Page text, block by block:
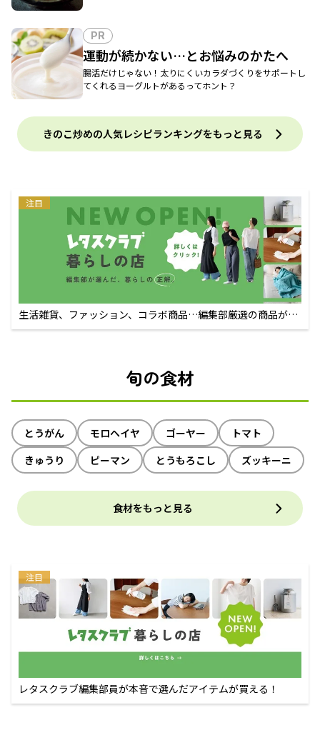
PR
運動が続かない…とお悩みのかたへ
腸活だけじゃない！太りにくいカラダづくりをサポートし
てくれるヨーグルトがあるってホント？
きのこ炒めの人気レシピランキングをもっと見る
注目
生活雑貨、ファッション、コラボ商品…編集部厳選の商品が買
えるECサイト
旬の食材
とうがん モロヘイヤ ゴーヤー
トマト
きゅうり
ピーマン とうもろこし ズッキーニ
食材をもっと見る
注目
レタスクラブ編集部員が本音で選んだアイテムが買える！